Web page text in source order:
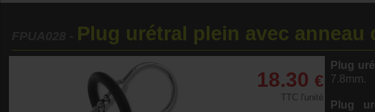
Plug urétral plein avec
18.30 €
TTC l'unité
Plug
7.8mm.
Plug